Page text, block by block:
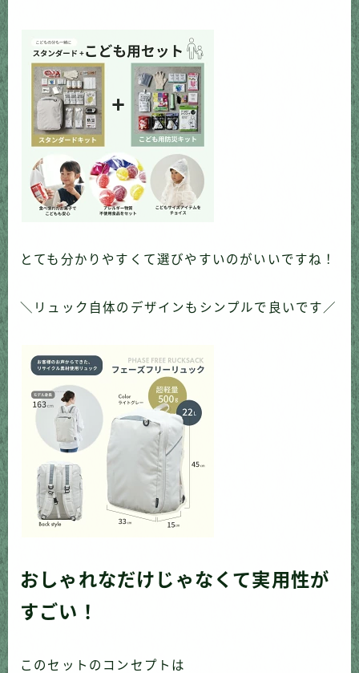
とても分かりやすくて選びやすいのがいいですね！
＼リュック自体のデザインもシンプルで良いです／
おしゃれなだけじゃなくて実用性が
すごい！
このセットのコンセプトは